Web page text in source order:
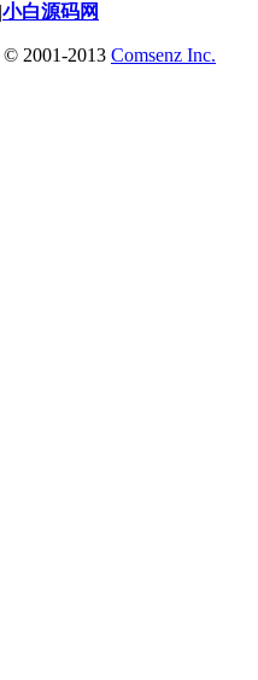
小白源码网
© 2001-2013 Comsenz Inc.